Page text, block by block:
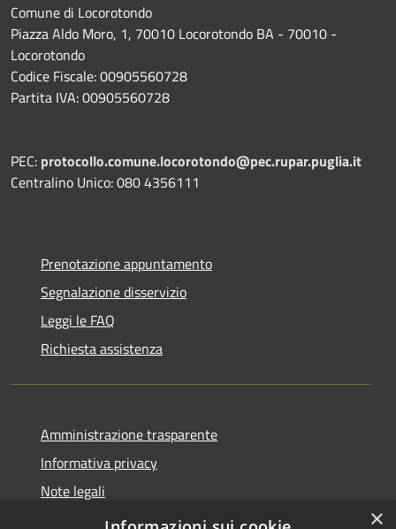
Comune di Locorotondo
Piazza Aldo Moro, 1, 70010 Locorotondo BA - 70010 -
Locorotondo
Codice Fiscale: 00905560728
Partita IVA: 00905560728
PEC: protocollo.comune.locorotondo@pec.rupar.puglia.it
Centralino Unico: 080 4356111
Prenotazione appuntamento
Segnalazione disservizio
Leggi le FAQ
Richiesta assistenza
Amministrazione trasparente
Informativa privacy
Note legali
Dichiarazione di accessibilità
×